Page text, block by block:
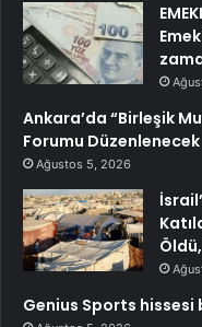
Ankara’da “Birleşik
Forumu Düzenlenecek
Ağustos 5, 2026
Genius Sports hissesi